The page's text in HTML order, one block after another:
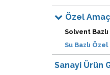
Özel
Solvent
Su Bazlı
Sanayi Ürün